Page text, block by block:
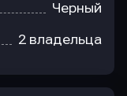
Черный
2 владельца